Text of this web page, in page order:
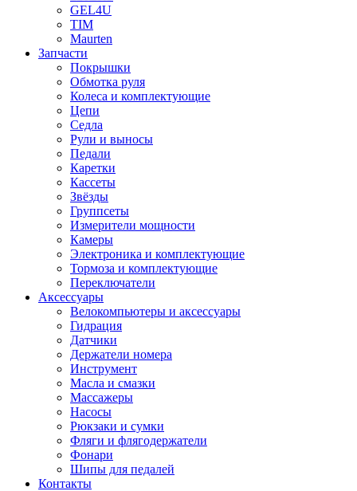
GEL4U
TIM
Maurten
Запчасти
Покрышки
Обмотка руля
Колеса и комплектующие
Цепи
Седла
Рули и выносы
Педали
Каретки
Кассеты
Звёзды
Группсеты
Измерители мощности
Камеры
Электроника и комплектующие
Тормоза и комплектующие
Переключатели
Аксессуары
Велокомпьютеры и аксессуары
Гидрация
Датчики
Держатели номера
Инструмент
Масла и смазки
Массажеры
Насосы
Рюкзаки и сумки
Фляги и флягодержатели
Фонари
Шипы для педалей
Контакты